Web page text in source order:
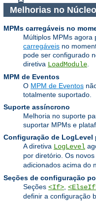
Melhorias no Núcleo
MPMs carregáveis no
Múltiplos MPMs agora
carregáveis no
pode ser configurado
diretiva LoadModule
MPM de Eventos
O MPM de Eventos
totalmente suportado.
Suporte assíncrono
Melhoria no suporte
suportar MPMs e
Configuração de
A diretiva LogLevel
por diretório. Os
adicionados acima do
Seções de configuração
Seções <If>
definir a configuração